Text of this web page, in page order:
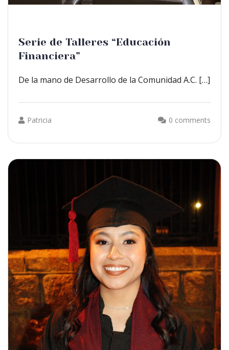
Serie de Talleres “Educación
Financiera”
De la mano de Desarrollo de la Comunidad A.C. […]
Patricia 0 comments